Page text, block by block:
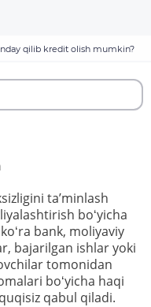
qilib kredit olish mumkin?
taʼminlash
boʻyicha
bank, moliyaviy
bajarilgan ishlar yoki
tomonidan
boʻyicha haqi
qabul qiladi.